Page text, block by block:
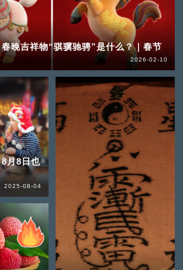
晚吉祥物“骐骥驰骋”是什么？｜春节
2026-02-10
月8日也
2025-08-04